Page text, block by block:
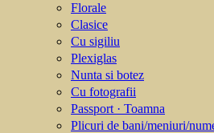
Florale
Clasice
Cu sigiliu
Plexiglas
Nunta si botez
Cu fotografii
Passport · Toamna
Plicuri de bani/meniuri/